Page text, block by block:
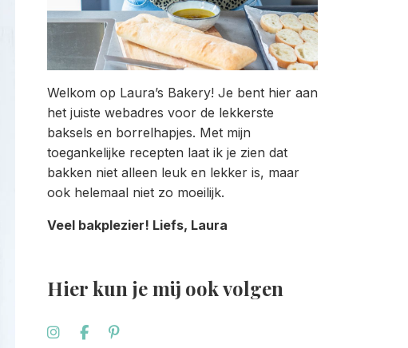
Welkom op Laura’s Bakery! Je bent hier aan
het juiste webadres voor de lekkerste
baksels en borrelhapjes. Met mijn
toegankelijke recepten laat ik je zien dat
bakken niet alleen leuk en lekker is, maar
ook helemaal niet zo moeilijk.
Veel bakplezier! Liefs, Laura
Hier kun je mij ook volgen